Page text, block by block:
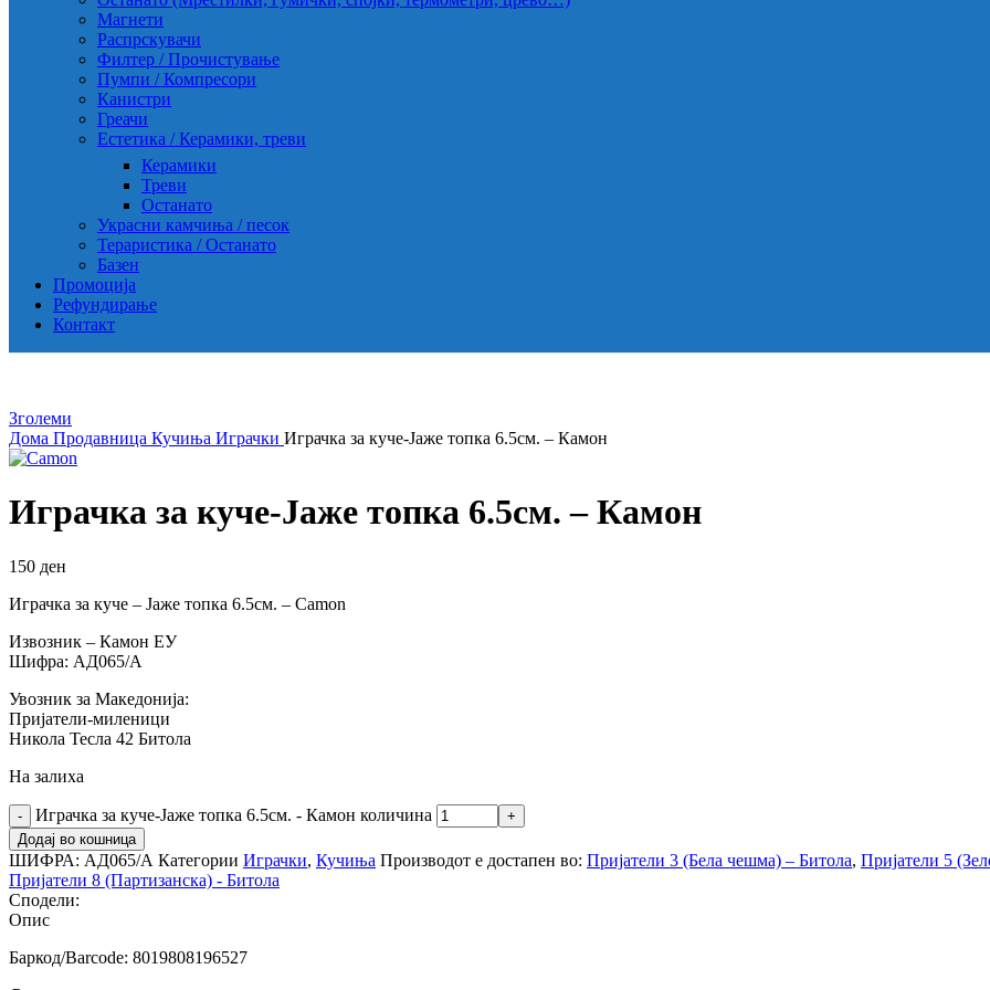
Магнети
Распрскувачи
Филтер / Прочистување
Пумпи / Компресори
Канистри
Греачи
Естетика / Керамики, треви
Керамики
Треви
Останато
Украсни камчиња / песок
Тераристика / Останато
Базен
Промоција
Рефундирање
Контакт
Зголеми
Дома Продавница Кучиња Играчки Играчка за куче-Јаже топка 6.5см. – Камон
Играчка за куче-Јаже топка 6.5см. – Камон
150 ден
Играчка за куче – Јаже топка 6.5см. – Camon
Извозник – Камон ЕУ
Шифра: АД065/А
Увозник за Македонија:
Пријатели-миленици
Никола Тесла 42 Битола
На залиха
Играчка за куче-Јаже топка 6.5см. - Камон количина
Додај во кошница
ШИФРА: АД065/А Категории Играчки, Кучиња Производот е достапен во: Пријатели 3 (Бела чешма) – Битола, Пријатели 5
Пријатели 8 (Партизанска) - Битола
Сподели:
Опис
Баркод/Barcode: 8019808196527